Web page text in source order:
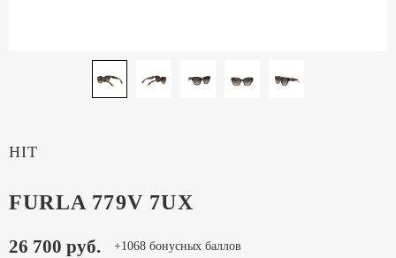
HIT
FURLA 779V 7UX
26 700 руб. +1068 бонусных баллов